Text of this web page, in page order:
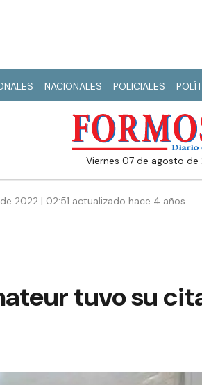
NACIONALES POLICIALES
viernes 07 de agosto
2022 | 02:51 actualizado hace 4 años
tuvo su